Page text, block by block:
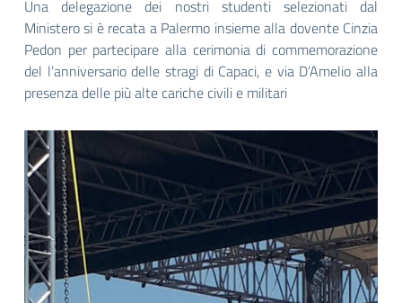
Una delegazione dei nostri studenti selezionati dal
Ministero si è recata a Palermo insieme alla dovente Cinzia
Pedon per partecipare alla cerimonia di commemorazione
del l’anniversario delle stragi di Capaci, e via D’Amelio alla
presenza delle più alte cariche civili e militari